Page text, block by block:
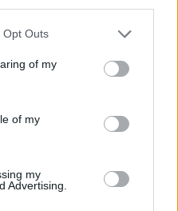
Opt Outs
of my
of my
my
Advertising.
bonitas y emotivas